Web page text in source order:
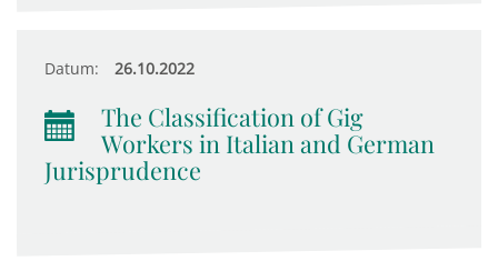
Datum: 26.10.2022
The Classification of Gig
Workers in Italian and German
Jurisprudence